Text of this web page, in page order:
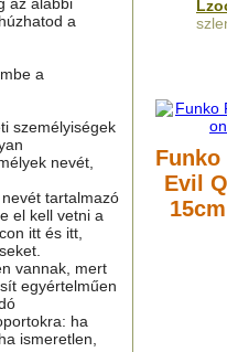
a
a
személyiségek
nevét,
tartalmazó
el kell vetni a
itt és itt,
vannak, mert
egyértelműen
ha
ismeretlen,
Funko
Evil